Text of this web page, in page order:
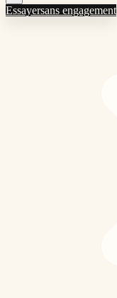
Essayersans engagement